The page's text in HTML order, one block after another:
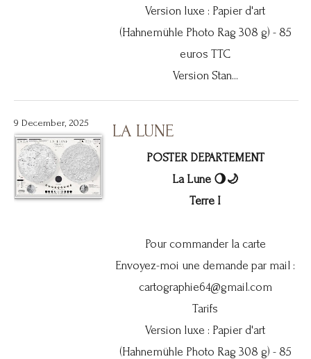
Version luxe : Papier d'art
(Hahnemühle Photo Rag 308 g) - 85
euros TTC
Version Stan...
9 December, 2025 LA LUNE
POSTER DEPARTEMENT
La Lune 🌖🌙
Terre I
Pour commander la carte
Envoyez-moi une demande par mail :
cartographie64@gmail.com
Tarifs
Version luxe : Papier d'art
(Hahnemühle Photo Rag 308 g) - 85